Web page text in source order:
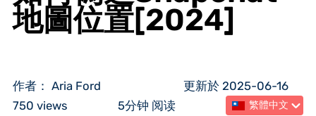
地圖位置[2024]
作者： Aria Ford
更新於 2025-06-16
750 views
5分钟 阅读 繁體中文